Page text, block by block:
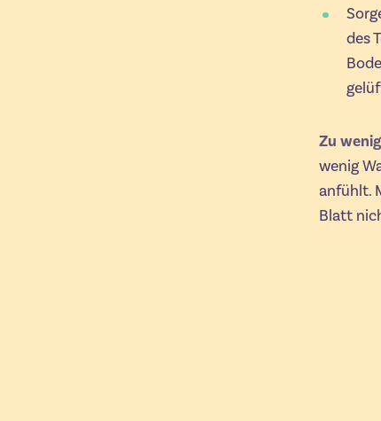
des
Zu
wenig
anfühlt.
Blatt